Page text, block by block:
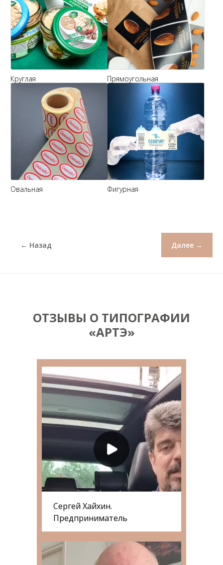
Круглая Прямоугольная
Овальная Фигурная
← Назад Далее →
ОТЗЫВЫ О ТИПОГРАФИИ
«АРТЭ»
Сергей Хайхин.
Предприниматель